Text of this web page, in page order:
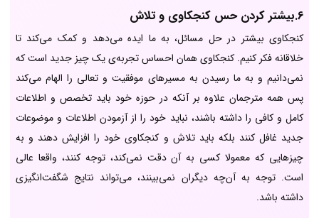
6.بیشتر کردن حس کنجکاوی و تلاش
کنجکاوی بیشتر در حل مسائل، به ما ایده می‌دهد و کمک می‌کند تا
خلاقانه فکر کنیم. کنجکاوی همان احساس تجربه‌ی یک چیز جدید است که
نمی‌دانیم و به ما رسیدن به مسیر‌های موفقیت و تعالی را الهام می‌کند
پس همه مترجمان علاوه بر آنکه در حوزه خود باید تخصص و اطلاعات
کامل و کافی را داشته باشند، نباید خود را از آزمودن اطلاعات و موضوعات
جدید غافل کنند بلکه باید تلاش و کنجکاوی خود را افزایش دهند و به
چیزهایی که معمولا کسی به آن دقت نمی‌کند، توجه کنند، واقعا عالی
است. توجه به آن‌چه دیگران نمی‌بینند، می‌تواند نتایج شگفت‌انگیزی
داشته باشد.